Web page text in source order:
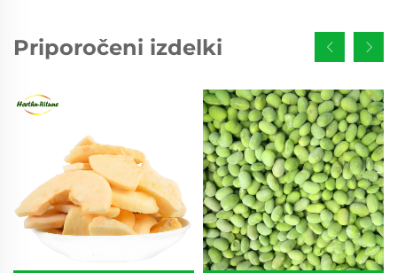
Priporočeni izdelki